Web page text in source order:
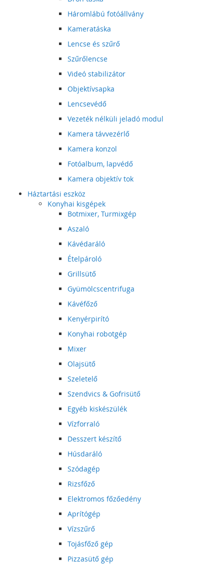
Háromlábú fotóállvány
Kameratáska
Lencse és szűrő
Szűrőlencse
Videó stabilizátor
Objektívsapka
Lencsevédő
Vezeték nélküli jeladó modul
Kamera távvezérlő
Kamera konzol
Fotóalbum, lapvédő
Kamera objektív tok
Háztartási eszköz
Konyhai kisgépek
Botmixer, Turmixgép
Aszaló
Kávédaráló
Ételpároló
Grillsütő
Gyümölcscentrifuga
Kávéfőző
Kenyérpirító
Konyhai robotgép
Mixer
Olajsütő
Szeletelő
Szendvics & Gofrisütő
Egyéb kiskészülék
Vízforraló
Desszert készítő
Húsdaráló
Szódagép
Rizsfőző
Elektromos főzőedény
Aprítógép
Vízszűrő
Tojásfőző gép
Pizzasütő gép